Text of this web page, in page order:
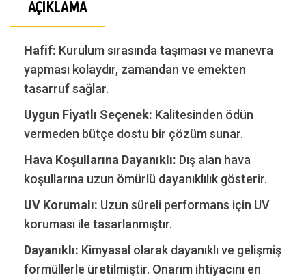
AÇIKLAMA
Hafif: Kurulum sırasında taşıması ve manevra
yapması kolaydır, zamandan ve emekten
tasarruf sağlar.
Uygun Fiyatlı Seçenek: Kalitesinden ödün
vermeden bütçe dostu bir çözüm sunar.
Hava Koşullarına Dayanıklı: Dış alan hava
koşullarına uzun ömürlü dayanıklılık gösterir.
UV Korumalı: Uzun süreli performans için UV
koruması ile tasarlanmıştır.
Dayanıklı: Kimyasal olarak dayanıklı ve gelişmiş
formüllerle üretilmiştir. Onarım ihtiyacını en